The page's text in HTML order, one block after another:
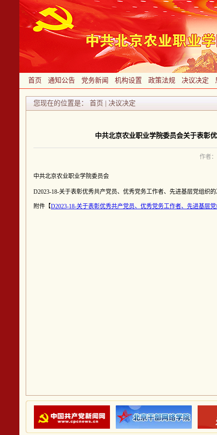
首页 通知公告 党务新闻 机构设置 政策法规 决议决定
您现在的位置是： 首页 | 决议决定
中共北京农业职业学院委员会关于表彰
作者
中共北京农业职业学院委员会
D2023-18-关于表彰优秀共产党员、优秀党务工作者、先进基层党组织
附件【D2023-18-关于表彰优秀共产党员、优秀党务工作者、先进基层